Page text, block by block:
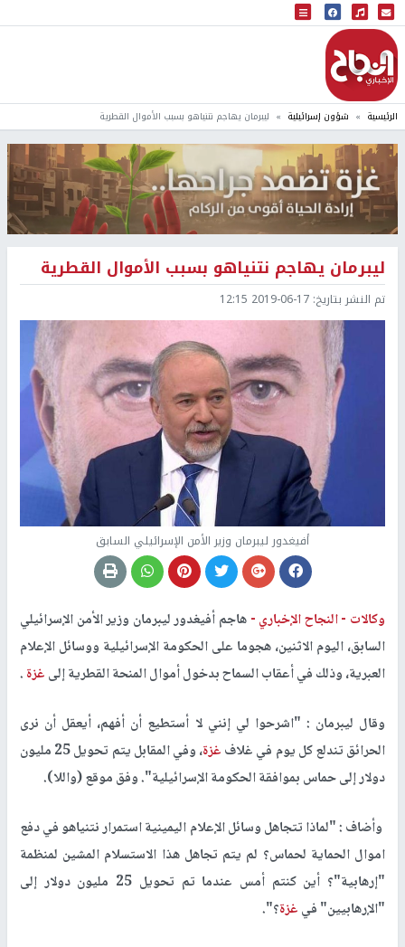
البث المباشر
إذاعة النجاح
الرئيسية شؤون إسرائيلية ليبرمان يهاجم نتنياهو بسبب الأموال القطرية
ليبرمان يهاجم نتنياهو بسبب الأموال القطرية
تم النشر بتاريخ: 2019-06-17 12:15
أفيغدور ليبرمان وزير الأمن الإسرائيلي السابق
وكالات -النجاح الإخباري -هاجم أفيغدور ليبرمان وزير الأمن الإسرائيلي
السابق، اليوم الاثنين، هجوما على الحكومة الإسرائيلية ووسائل الإعلام
العبرية، وذلك في أعقاب السماح بدخول أموال المنحة القطرية إلىغزة.
وقال ليبرمان : "اشرحوا لي إنني لا أستطيع أن أفهم، أيعقل أن نرى
الحرائق تندلع كل يوم في غلافغزة
، وفي المقابل يتم تحويل 25 مليون
دولار إلى حماس بموافقة الحكومة الإسرائيلية". وفق موقع (واللا).
وأضاف : "لماذا تتجاهل وسائل الإعلام اليمينية استمرار نتنياهو في دفع
اموال الحماية لحماس؟ لم يتم تجاهل هذا الاستسلام المشين لمنظمة
"إرهابية"؟ أين كنتم أمس عندما تم تحويل 25 مليون دولار إلى
"الإرهابيين" فيغزة؟".